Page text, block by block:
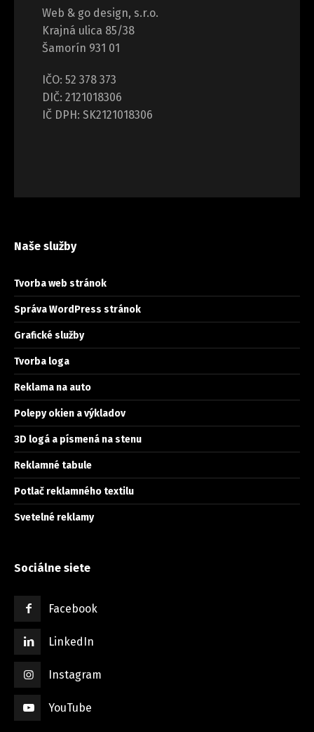
Web & go design, s.r.o.
Krajná ulica 85/38
Šamorín 931 01
IČO: 52 378 373
DIČ: 2121018306
IČ DPH: SK2121018306
Naše služby
Tvorba web stránok
Správa WordPress stránok
Grafické služby
Tvorba loga
Reklama na auto
Polepy okien a výkladov
3D logá a písmená na stenu
Reklamné tabule
Potlač reklamného textilu
Svetelné reklamy
Sociálne siete
Facebook
LinkedIn
Instagram
YouTube